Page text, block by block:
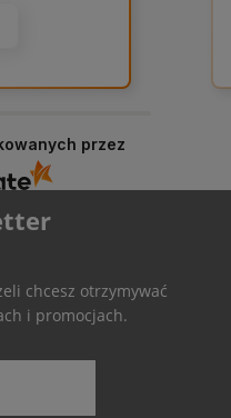
przez
chcesz otrzymywać
i promocjach.